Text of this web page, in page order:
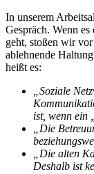
In unserem
Gespräch. Wenn
geht, stoßen wir
ablehnende
heißt es:
„Soziale
ist, wenn ein
„Die
„Die alten
Deshalb ist